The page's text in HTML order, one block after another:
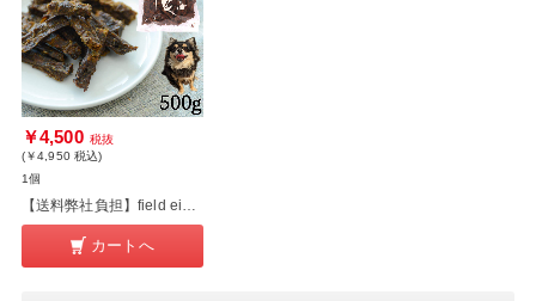
￥4,500 税抜
(￥4,950 税込)
1個
カートへ